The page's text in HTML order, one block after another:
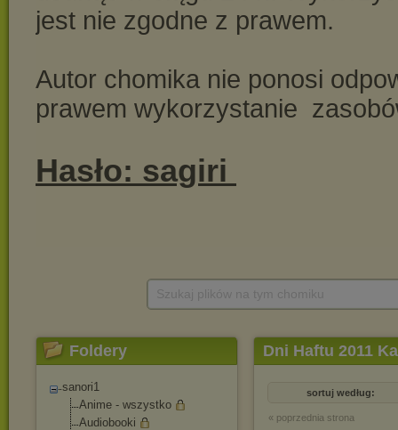
Foldery
sanori1
Anime - wszystko
Audiobooki
Dni Haftu 2011
sortuj według:
« poprzednia strona